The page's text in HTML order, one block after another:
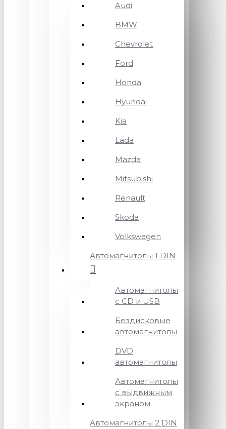
Audi
BMW
Chevrolet
Ford
Honda
Hyundai
Kia
Lada
Mazda
Mitsubishi
Renault
Skoda
Volkswagen
Автомагнитолы 1 DIN
Автомагнитолы
с CD и USB
Бездисковые
автомагнитолы
DVD
автомагнитолы
Автомагнитолы
с выдвижным
экраном
Автомагнитолы 2 DIN